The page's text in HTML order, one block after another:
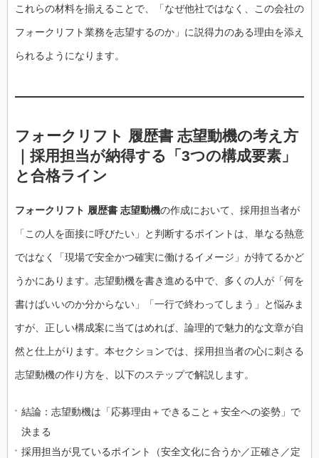
これらの材料を揃えることで、「なぜ他社ではなく、この会社の
フォークリフト業務を志望するのか」に説得力のある理由を添え
られるようになります。
フォークリフト 履歴書 志望動機の考え方
｜採用担当が納得する「3つの構成要素」
と合格ライン
フォークリフト 履歴書 志望動機の作成において、採用担当者が
「この人を面接に呼びたい」と判断するポイントは、単なる熱意
ではなく「現場で安全かつ確実に働けるイメージ」が持てるかど
うかにあります。志望動機を書き進める中で、多くの人が「何を
書けばいいのか分からない」「一行で終わってしまう」と悩みま
すが、正しい構成案に当てはめれば、論理的で魅力的な文章が自
然と仕上がります。本セクションでは、採用担当者の心に刺さる
志望動機の作り方を、以下のステップで解説します。
結論：志望動機は「応募理由＋できること＋安全への姿勢」で
決まる
採用担当が見ているポイント（安全文化に合うか／正確さ／定